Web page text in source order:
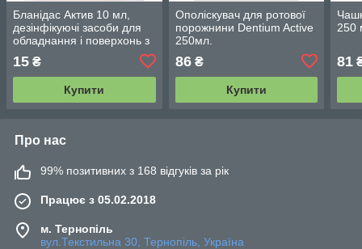
Бланідас Актив 10 мл,
дезінфікуючі засоби для
обладнання і поверхонь з
матеріалів
15 ₴
Купити
Ополіскувач для ротової
порожнини Dentium Active
250мл.
86₴
Купити
250
81
Про нас
99% позитивних з 168 відгуків за рік
Працює з 05.02.2018
м. Тернопіль
вул.Текстильна 30, Тернопіль, Україна